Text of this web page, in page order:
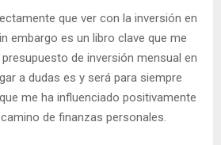
que ver con la inversión en
embargo es un libro clave que me
de inversión mensual en
a dudas es y será para siempre
me ha influenciado positivamente
de finanzas personales.